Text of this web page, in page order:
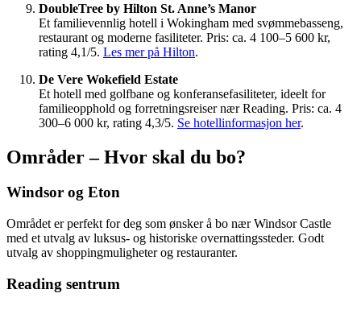
DoubleTree by Hilton St. Anne’s Manor
Et familievennlig hotell i Wokingham med svømmebasseng,
restaurant og moderne fasiliteter. Pris: ca. 4 100–5 600 kr,
rating 4,1/5. Les mer på Hilton.
De Vere Wokefield Estate
Et hotell med golfbane og konferansefasiliteter, ideelt for
familieopphold og forretningsreiser nær Reading. Pris: ca. 4
300–6 000 kr, rating 4,3/5. Se hotellinformasjon her.
Områder – Hvor skal du bo?
Windsor og Eton
Området er perfekt for deg som ønsker å bo nær Windsor Castle
med et utvalg av luksus- og historiske overnattingssteder. Godt
utvalg av shoppingmuligheter og restauranter.
Reading sentrum